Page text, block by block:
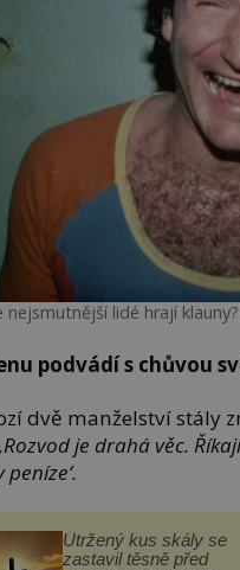
nejsmutnější lidé hrají
podvádí s chůvou
dvě manželství stály
je drahá věc.
peníze‘.
Utržený kus skály se
zastavil těsně před